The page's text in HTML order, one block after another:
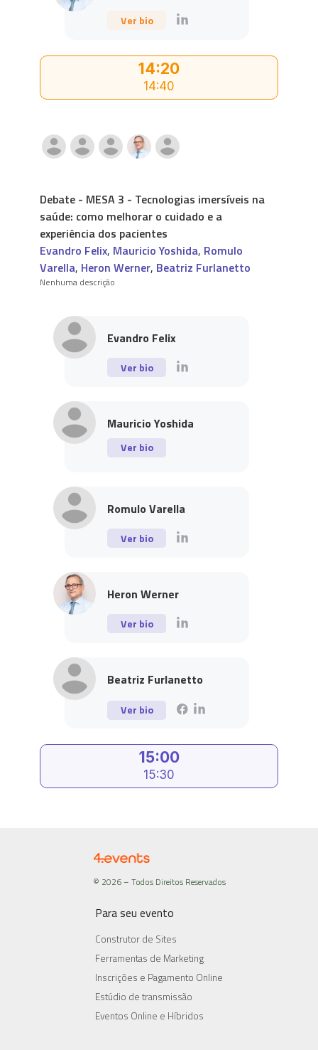
14:20
14:40
Ver bio
15:00
15:30
Debate - MESA 3 - Tecnologias imersíveis na
saúde: como melhorar o cuidado e a
experiência dos pacientes
Evandro Felix, Mauricio Yoshida, Romulo
Varella, Heron Werner, Beatriz Furlanetto
Nenhuma descrição
Evandro Felix
Ver bio
Mauricio Yoshida
Ver bio
Romulo Varella
Ver bio
Heron Werner
Ver bio
Beatriz Furlanetto
Ver bio
© 2026 – Todos Direitos Reservados
Para seu evento
Construtor de Sites
Ferramentas de Marketing
Inscrições e Pagamento Online
Estúdio de transmissão
Eventos Online e Híbridos